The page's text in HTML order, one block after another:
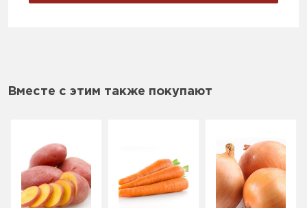
Вместе с этим также покупают